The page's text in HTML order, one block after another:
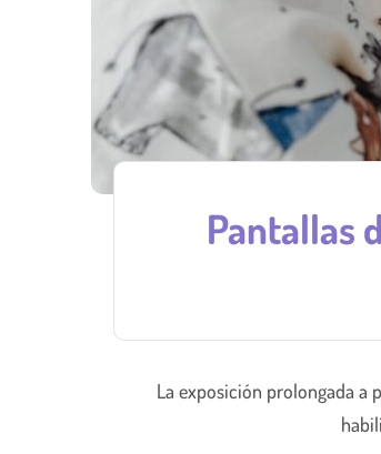
Pantallas
La exposición prolongada a